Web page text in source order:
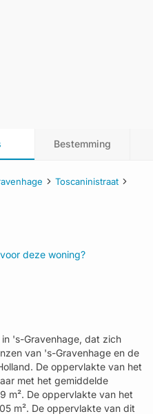
Bestemming
Toscaninistraat
deze woning?
's-Gravenhage, dat zich
van 's-Gravenhage en de
De oppervlakte van het
met het gemiddelde
m². De oppervlakte van het
m². De oppervlakte van dit